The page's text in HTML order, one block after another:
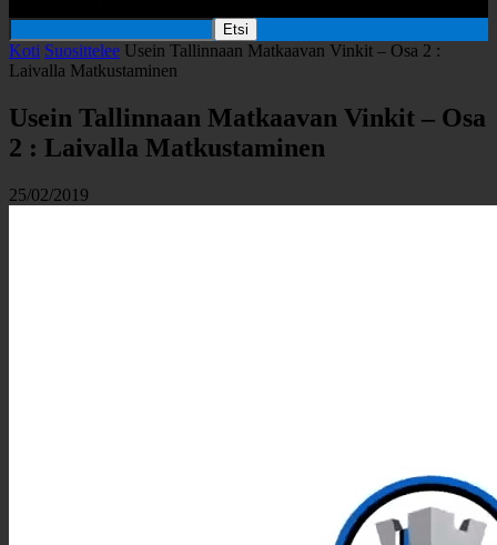
Koti Suosittelee Usein Tallinnaan Matkaavan Vinkit – Osa 2 :
Laivalla Matkustaminen
Usein Tallinnaan Matkaavan Vinkit – Osa
2 : Laivalla Matkustaminen
25/02/2019